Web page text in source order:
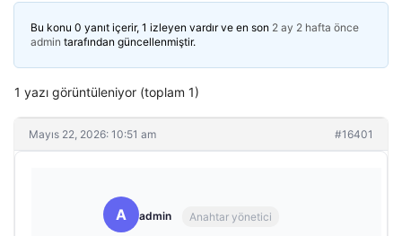
Bu konu 0 yanıt içerir, 1 izleyen vardır ve en son 2 ay 2 hafta önce
admin tarafından güncellenmiştir.
1 yazı görüntüleniyor (toplam 1)
Mayıs 22, 2026: 10:51 am #16401
A admin Anahtar yönetici